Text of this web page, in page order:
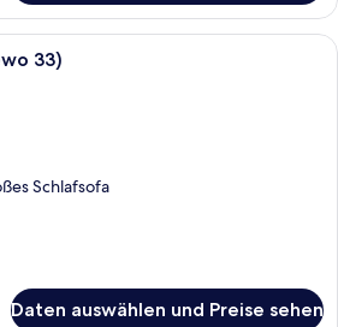
Apartment, Balkon (Fewo 33) |
33)
Schlafsofa
Daten auswählen und Preise sehen